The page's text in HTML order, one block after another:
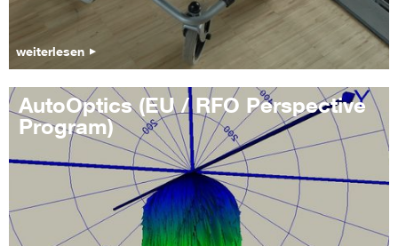
weiterlesen
AutoOptics (EU / RFO Perspective
Program)